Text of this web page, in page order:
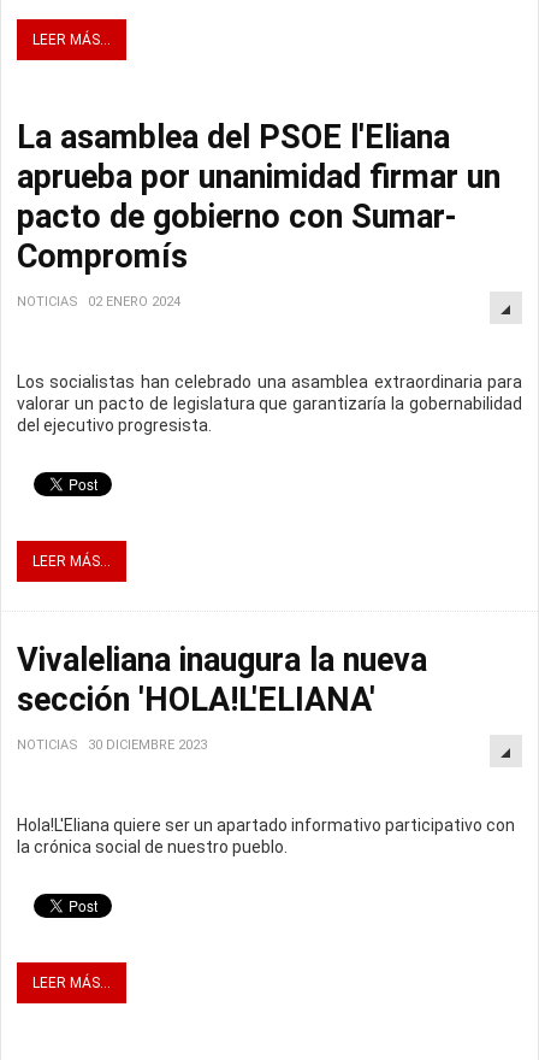
LEER MÁS...
La asamblea del PSOE l'Eliana
aprueba por unanimidad firmar un
pacto de gobierno con Sumar-
Compromís
NOTICIAS 02 ENERO 2024
Los socialistas han celebrado una asamblea extraordinaria para
valorar un pacto de legislatura que garantizaría la gobernabilidad
del ejecutivo progresista.
LEER MÁS...
Vivaleliana inaugura la nueva
sección 'HOLA!L'ELIANA'
NOTICIAS 30 DICIEMBRE 2023
Hola!L'Eliana quiere ser un apartado informativo participativo con
la crónica social de nuestro pueblo.
LEER MÁS...